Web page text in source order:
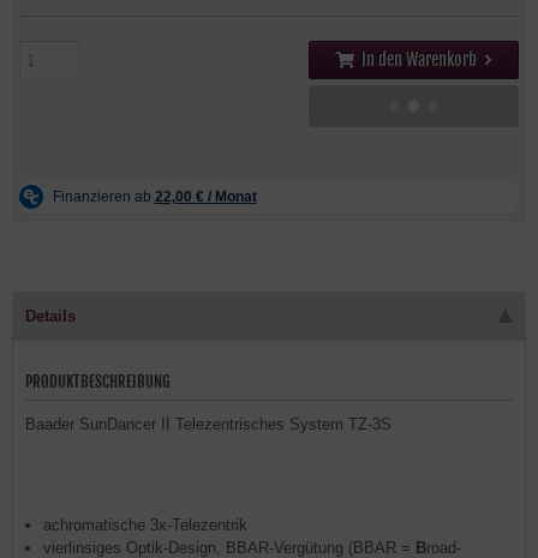
In den Warenkorb
Details
PRODUKTBESCHREIBUNG
Baader SunDancer II Telezentrisches System TZ-3S
achromatische 3x-Telezentrik
vierlinsiges Optik-Design, BBAR-Vergütung (BBAR = Broad-